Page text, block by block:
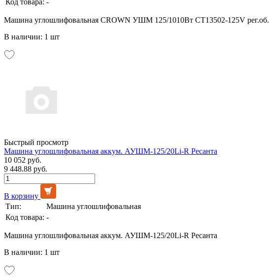
Машина углошлифовальная CROWN УШМ 125/1010Вт CT13502-125V рег.об.
В наличии: 1 шт
Быстрый просмотр
Машина углошлифовальная аккум. АУШМ-125/20Li-R Ресанта
10 052 руб.
9 448.88 руб.
В корзину
Тип:
Машина углошлифовальная
Код товара: -
Машина углошлифовальная аккум. АУШМ-125/20Li-R Ресанта
В наличии: 1 шт